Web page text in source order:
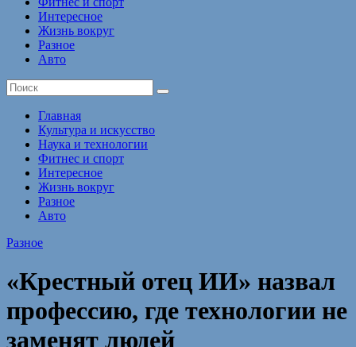
Интересное
Жизнь вокруг
Разное
Авто
Главная
Культура и искусство
Наука и технологии
Фитнес и спорт
Интересное
Жизнь вокруг
Разное
Авто
Разное
«Крестный отец ИИ» назвал
профессию, где технологии не
заменят людей